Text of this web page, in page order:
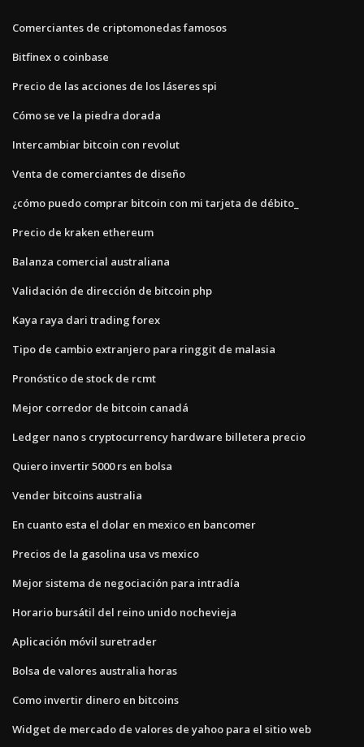
Comerciantes de criptomonedas famosos
Bitfinex o coinbase
Precio de las acciones de los láseres spi
Cómo se ve la piedra dorada
Intercambiar bitcoin con revolut
Venta de comerciantes de diseño
¿cómo puedo comprar bitcoin con mi tarjeta de débito_
Precio de kraken ethereum
Balanza comercial australiana
Validación de dirección de bitcoin php
Kaya raya dari trading forex
Tipo de cambio extranjero para ringgit de malasia
Pronóstico de stock de rcmt
Mejor corredor de bitcoin canadá
Ledger nano s cryptocurrency hardware billetera precio
Quiero invertir 5000 rs en bolsa
Vender bitcoins australia
En cuanto esta el dolar en mexico en bancomer
Precios de la gasolina usa vs mexico
Mejor sistema de negociación para intradía
Horario bursátil del reino unido nochevieja
Aplicación móvil suretrader
Bolsa de valores australia horas
Como invertir dinero en bitcoins
Widget de mercado de valores de yahoo para el sitio web